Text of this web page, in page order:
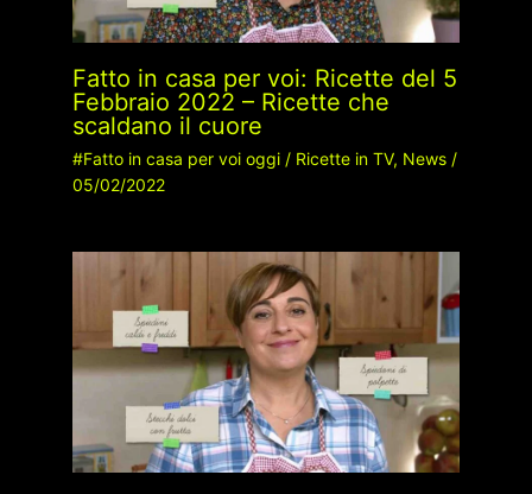
Fatto in casa per voi: Ricette del 5
Febbraio 2022 – Ricette che
scaldano il cuore
#Fatto in casa per voi oggi/ Ricette in TV, News/
05/02/2022